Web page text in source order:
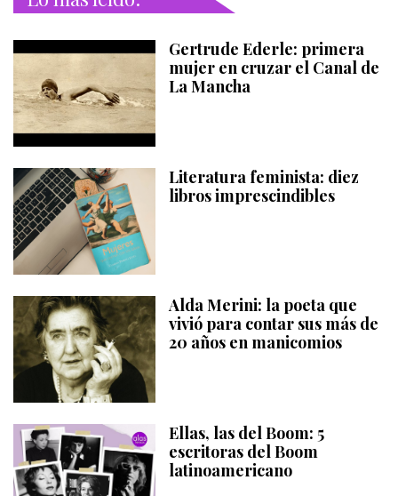
Gertrude Ederle: primera
mujer en cruzar el Canal de
La Mancha
Literatura feminista: diez
libros imprescindibles
Alda Merini: la poeta que
vivió para contar sus más de
20 años en manicomios
Ellas, las del Boom: 5
escritoras del Boom
latinoamericano